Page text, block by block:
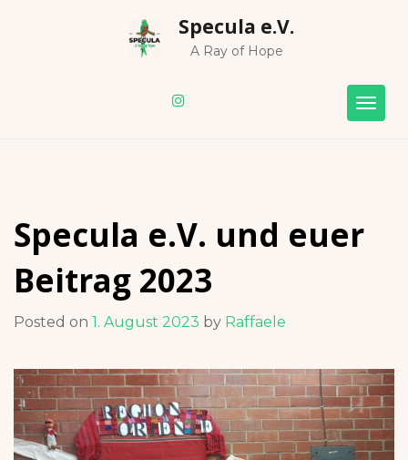
Specula e.V.
A Ray of Hope
Specula e.V. und euer
Beitrag 2023
Posted on 1. August 2023 by Raffaele